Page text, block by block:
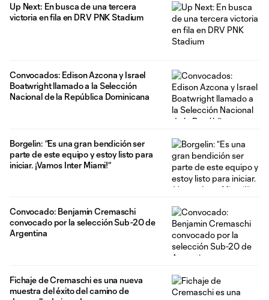
Up Next: En busca de una tercera
victoria en fila en DRV PNK Stadium
Convocados: Edison Azcona y Israel
Boatwright llamado a la Selección
Nacional de la República Dominicana
Borgelin: “Es una gran bendición ser
parte de este equipo y estoy listo para
iniciar. ¡Vamos Inter Miami!“
Convocado: Benjamin Cremaschi
convocado por la selección Sub-20 de
Argentina
Fichaje de Cremaschi es una nueva
muestra del éxito del camino de